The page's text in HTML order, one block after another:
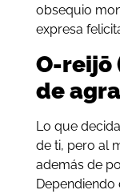
obsequio
expresa
O-reijō
de
Lo que
de ti, pero al
además de
Dependiendo